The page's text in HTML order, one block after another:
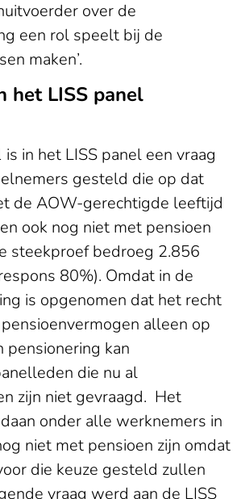
over de
een rol speelt bij de
maken’.
het LISS panel
in het LISS panel een vraag
gesteld die op dat
de AOW-gerechtigde leeftijd
ook nog niet met pensioen
steekproef bedroeg 2.856
80%). Omdat in de
is opgenomen dat het recht
alleen op
pensionering kan
die nu al
zijn niet gevraagd. Het
onder alle werknemers in
niet met pensioen zijn omdat
die keuze gesteld zullen
vraag werd aan de LISS